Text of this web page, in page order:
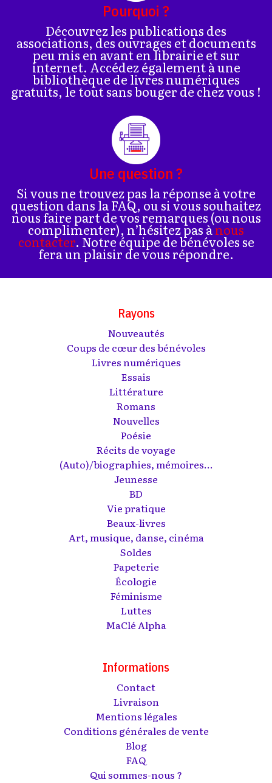
Pourquoi ?
Découvrez les publications des
associations, des ouvrages et documents
peu mis en avant en librairie et sur
internet. Accédez également à une
bibliothèque de livres numériques
gratuits, le tout sans bouger de chez vous !
Une question ?
Si vous ne trouvez pas la réponse à votre
question dans la FAQ, ou si vous souhaitez
nous faire part de vos remarques (ou nous
complimenter), n’hésitez pas ànous
contacter. Notre équipe de bénévoles se
fera un plaisir de vous répondre.
Rayons
Nouveautés
Coups de cœur des bénévoles
Livres numériques
Essais
Littérature
Romans
Nouvelles
Poésie
Récits de voyage
(Auto)/biographies, mémoires...
Jeunesse
BD
Vie pratique
Beaux-livres
Art, musique, danse, cinéma
Soldes
Papeterie
Écologie
Féminisme
Luttes
MaClé Alpha
Informations
Contact
Livraison
Mentions légales
Conditions générales de vente
Blog
FAQ
Qui sommes-nous ?